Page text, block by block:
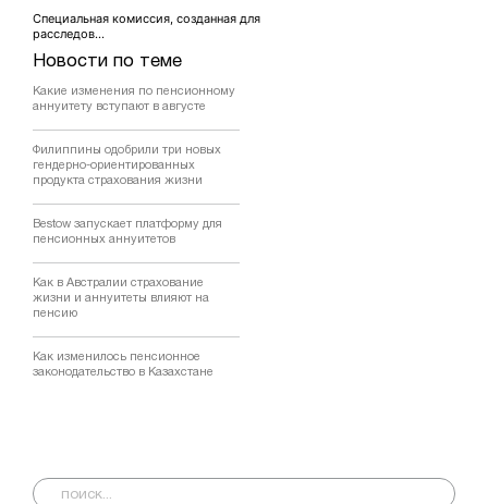
Новости по теме
Какие изменения по пенсионному
аннуитету вступают в августе
Филиппины одобрили три новых
гендерно-ориентированных
продукта страхования жизни
Bestow запускает платформу для
пенсионных аннуитетов
Как в Австралии страхование
жизни и аннуитеты влияют на
пенсию
Как изменилось пенсионное
законодательство в Казахстане
Специальная комиссия, созданная для
расследов...